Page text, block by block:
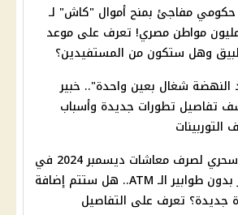
حكومي مفاجئ بمنح أموال "كاش" لـ
مليون مواطن مصري! تعرف على موعد
وهل ستكون من المستفيدين؟
شغال بعين واحدة".. خبير
تفاصيل تطورات جديدة وأسباب
التوربينات
حل سحري لصرف معاشات ديسمبر 2024 في
مصر بدون طوابير الـ ATM.. هل ستتم إضافة
جديدة؟ تعرف على التفاصيل